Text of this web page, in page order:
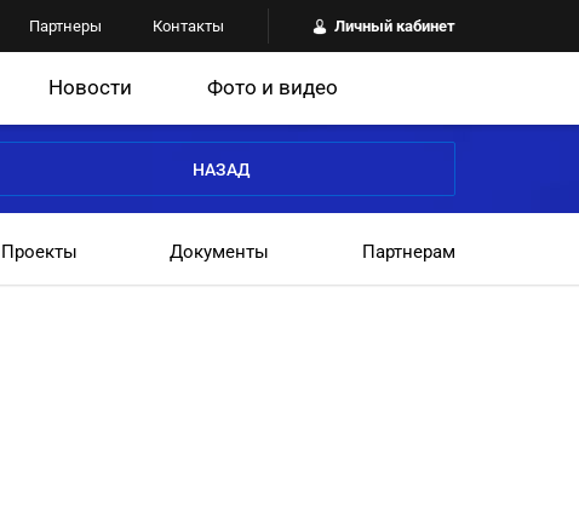
Партнеры Контакты Личный кабинет
Новости Фото и видео
НАЗАД
Проекты Документы Партнерам